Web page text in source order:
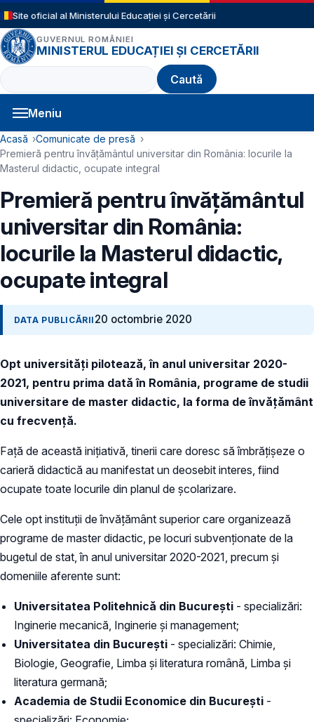
Sari la conținutul principal
Site oficial al Ministerului Educației și Cercetării
GUVERNUL ROMÂNIEI
MINISTERUL EDUCAȚIEI ȘI CERCETĂRII
Caută
Meniu
Navigație principală
Cale de navigare
Acasă
Comunicate de presă
Premieră pentru învățământul universitar din România: locurile la
Masterul didactic, ocupate integral
Premieră pentru învățământul
universitar din România:
locurile la Masterul didactic,
ocupate integral
DATA PUBLICĂRII 20 octombrie 2020
Opt universități pilotează, în anul universitar 2020-
2021, pentru prima dată în România, programe de studii
universitare de master didactic, la forma de învățământ
cu frecvență.
Față de această inițiativă, tinerii care doresc să îmbrățișeze o
carieră didactică au manifestat un deosebit interes, fiind
ocupate toate locurile din planul de școlarizare.
Cele opt instituții de învățământ superior care organizează
programe de master didactic, pe locuri subvenționate de la
bugetul de stat, în anul universitar 2020-2021, precum și
domeniile aferente sunt:
Universitatea Politehnică din București - specializări:
Inginerie mecanică, Inginerie și management;
Universitatea din București - specializări: Chimie,
Biologie, Geografie, Limba și literatura română, Limba și
literatura germană;
Academia de Studii Economice din București -